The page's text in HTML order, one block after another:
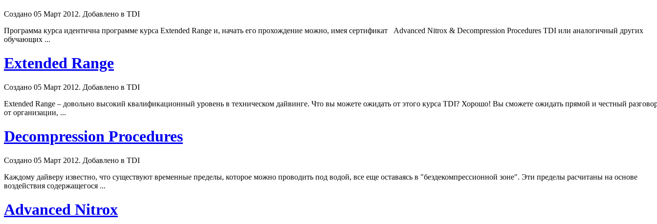
Создано 05 Март 2012. Добавлено в TDI
Программа курса идентична программе курса Extended Range и, начать его прохождение можно, имея сертификат Advanced Nitrox & Decompression Procedures TDI или аналогичный других
обучающих ...
Extended Range
Создано 05 Март 2012. Добавлено в TDI
Extended Range – довольно высокий квалификационный уровень в техническом дайвинге. Что вы можете ожидать от этого курса TDI? Хорошо! Вы сможете ожидать прямой и честный
от организации, ...
Decompression Procedures
Создано 05 Март 2012. Добавлено в TDI
Каждому дайверу известно, что существуют временные пределы, которое можно проводить под водой, все еще оставаясь в "бездекомпрессионной зоне". Эти пределы расчитаны на основе
воздействия содержащегося ...
Advanced Nitrox